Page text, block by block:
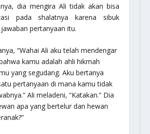
dia mengira Ali tidak akan bisa
pada shalatnya karena sibuk
pertanyaan itu.
“Wahai Ali aku telah mendengar
kamu adalah ahli hikmah
yang segudang. Aku bertanya
pertanyaan di mana kamu tidak
Ali meladeni, “Katakan.” Dia
apa yang bertelur dan hewan